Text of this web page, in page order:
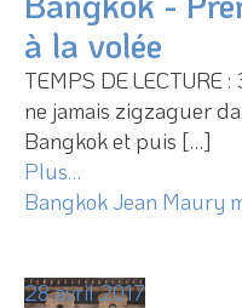
à la volée
TEMPS DE LECTURE
ne jamais zigzaguer
Bangkok et puis […]
Plus…
BangkokJean Maury
28 avril 2017